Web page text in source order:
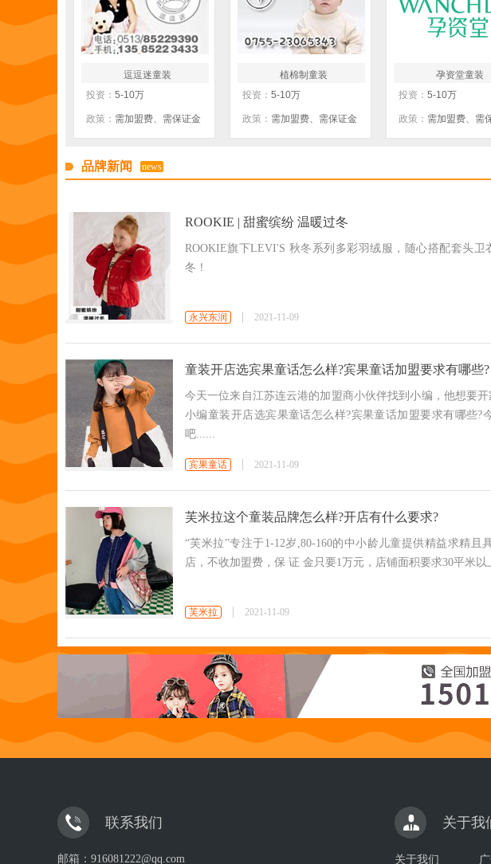
逗逗迷童装
投资： 5-10万
政策： 需加盟费、需保证金
植棉制童装
投资： 5-10万
政策： 需加盟费、需保证金
孕资堂童装
投资： 5-10万
政策： 需加盟费、需
品牌新闻 news
ROOKIE | 甜蜜缤纷 温暖过冬
ROOKIE旗下LEVI'S 秋冬系列多彩羽绒服，随心搭配套头
冬！
永兴东润 2021-11-09
童装开店选宾果童话怎么样?宾果童话加盟要求有哪些?
今天一位来自江苏连云港的加盟商小伙伴找到小编，他想要
小编童装开店选宾果童话怎么样?宾果童话加盟要求有哪些
吧......
宾果童话 2021-11-09
芙米拉这个童装品牌怎么样?开店有什么要求?
“芙米拉”专注于1-12岁,80-160的中小龄儿童提供精益求精
店，不收加盟费，保 证 金只要1万元，店铺面积要求30平米以
芙米拉 2021-11-09
联系我们
邮箱：916081222@qq.com
关于我
关于我们